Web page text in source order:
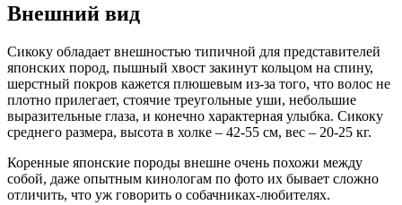
Внешний вид
Сикоку обладает внешностью типичной для представителей
японских пород, пышный хвост закинут кольцом на спину,
шерстный покров кажется плюшевым из-за того, что волос не
плотно прилегает, стоячие треугольные уши, небольшие
выразительные глаза, и конечно характерная улыбка. Сикоку
среднего размера, высота в холке – 42-55 см, вес – 20-25 кг.
Коренные японские породы внешне очень похожи между
собой, даже опытным кинологам по фото их бывает сложно
отличить, что уж говорить о собачниках-любителях.